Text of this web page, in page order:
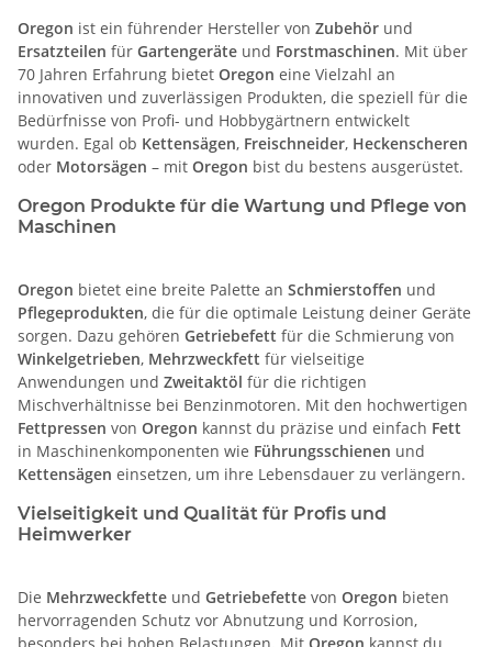
Oregon ist ein führender Hersteller von Zubehör und
Ersatzteilen für Gartengeräte und Forstmaschinen. Mit über
70 Jahren Erfahrung bietet Oregon eine Vielzahl an
innovativen und zuverlässigen Produkten, die speziell für die
Bedürfnisse von Profi- und Hobbygärtnern entwickelt
wurden. Egal ob Kettensägen, Freischneider, Heckenscheren
oder Motorsägen – mit Oregon bist du bestens ausgerüstet.
Oregon Produkte für die Wartung und Pflege von
Maschinen
Oregon bietet eine breite Palette an Schmierstoffen und
Pflegeprodukten, die für die optimale Leistung deiner Geräte
sorgen. Dazu gehören Getriebefett für die Schmierung von
Winkelgetrieben, Mehrzweckfett für vielseitige
Anwendungen und Zweitaktöl für die richtigen
Mischverhältnisse bei Benzinmotoren. Mit den hochwertigen
Fettpressen von Oregon kannst du präzise und einfach Fett
in Maschinenkomponenten wie Führungsschienen und
Kettensägen einsetzen, um ihre Lebensdauer zu verlängern.
Vielseitigkeit und Qualität für Profis und
Heimwerker
Die Mehrzweckfette und Getriebefette von Oregon bieten
hervorragenden Schutz vor Abnutzung und Korrosion,